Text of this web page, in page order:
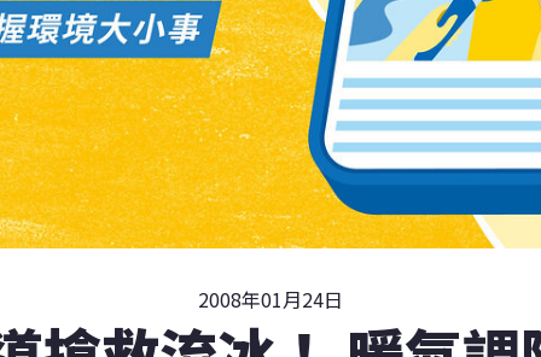
2008年01月24日